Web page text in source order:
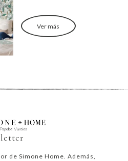
Ver más
de Simone Home. Además,